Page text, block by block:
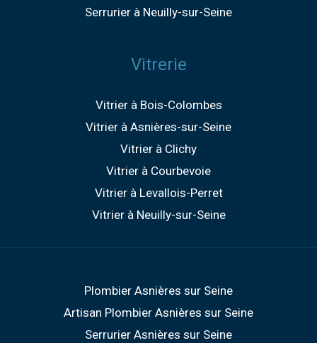
Serrurier à Neuilly-sur-Seine
Vitrerie
Vitrier à Bois-Colombes
Vitrier à Asnières-sur-Seine
Vitrier à Clichy
Vitrier à Courbevoie
Vitrier à Levallois-Perret
Vitrier à Neuilly-sur-Seine
Plombier Asnières sur Seine
Artisan Plombier Asnières sur Seine
Serrurier Asnières sur Seine